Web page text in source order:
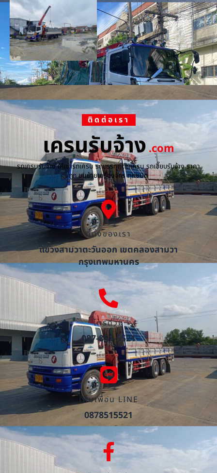
ติดต่อเรา
เครนรับจ้าง.com
รถเครนรับจ้าง ให้เช่ารถเครน รถบรรทุกติดเครน รถเฮี๊ยบรับจ้าง ราคา
ถูก ขนย้ายเครื่องจักร ทุกชนิด
ที่ตั้งของเรา
แขวงสามวาตะวันออก เขตคลองสามวา
กรุงเทพมหานคร
โทรด่วน
087-851-5521
เพิ่มเพื่อน LINE
0878515521